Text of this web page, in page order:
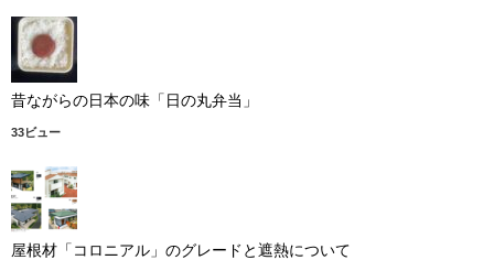
昔ながらの日本の味「日の丸弁当」
33ビュー
屋根材「コロニアル」のグレードと遮熱について